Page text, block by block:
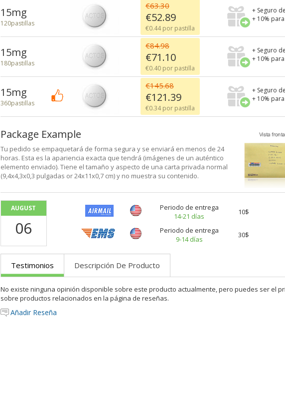
15mg
120pastillas
€63.30
€52.89
€0.44 por pastilla
+ Seguro
+ 10%
15mg
180pastillas
€84.98
€71.10
€0.40 por pastilla
+ Seguro
+ 10%
15mg
360pastillas
€145.68
€121.39
€0.34 por pastilla
+ Seguro
+ 10%
Package Example
Tu pedido se empaquetará de forma segura y se enviará en menos de 24
horas. Esta es la apariencia exacta que tendrá (imágenes de un auténtico
elemento enviado). Tiene el tamaño y aspecto de una carta privada normal
(9,4x4,3x0,3 pulgadas or 24x11x0,7 cm) y no muestra su contenido.
AUGUST
06
Periodo de entrega
14-21 días
10$
Periodo de entrega
9-14 días
30$
Testimonios Descripción De Producto
No existe ninguna opinión disponible sobre este producto actualmente, pero puedes ser el
sobre productos relacionados en la página de reseñas.
Añadir Reseña